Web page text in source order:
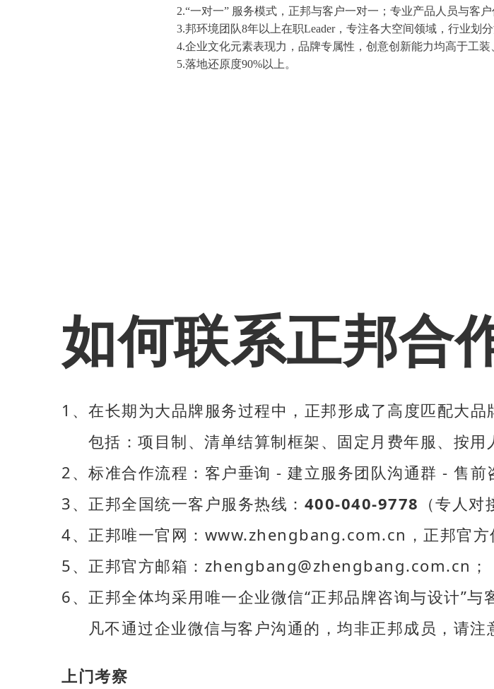
2.“一对一” 服务模式，正邦与客户一对一；专业产品人员与客
3.邦环境团队8年以上在职Leader，专注各大空间领域，行业划分
4.企业文化元素表现力，品牌专属性，创意创新能力均高于工装
5.落地还原度90%以上。
如何联系正邦合
1、在长期为大品牌服务过程中，正邦形成了高度匹配大
包括：项目制、清单结算制框架、固定月费年服、按用
2、标准合作流程：客户垂询 - 建立服务团队沟通群 - 售前
3、正邦全国统一客户服务热线： 400-040-9778 （专人
4、正邦唯一官网：www.zhengbang.com.cn，正邦官方
5、正邦官方邮箱：zhengbang@zhengbang.com.cn；
6、正邦全体均采用唯一企业微信“正邦品牌咨询与设计”与
凡不通过企业微信与客户沟通的，均非正邦成员，请注
上门考察